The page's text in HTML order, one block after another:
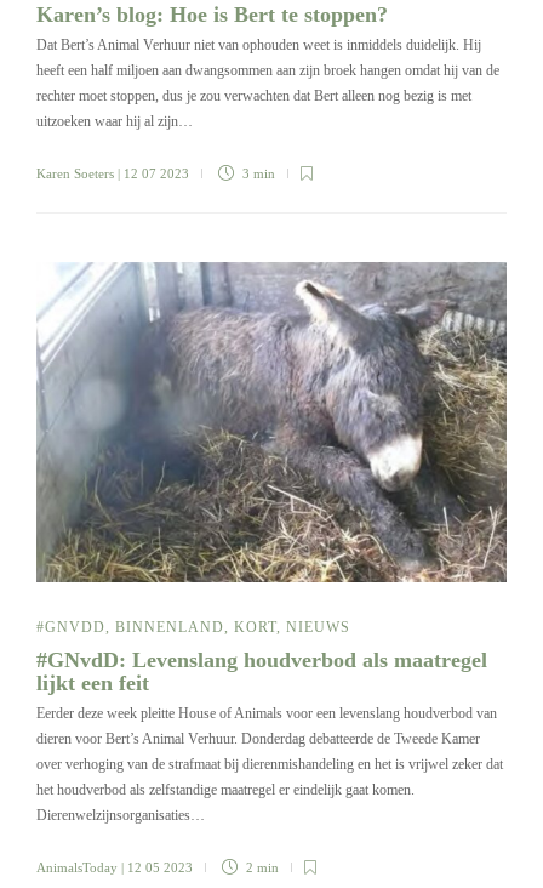
Karen’s blog: Hoe is Bert te stoppen?
Dat Bert’s Animal Verhuur niet van ophouden weet is inmiddels duidelijk. Hij
heeft een half miljoen aan dwangsommen aan zijn broek hangen omdat hij van de
rechter moet stoppen, dus je zou verwachten dat Bert alleen nog bezig is met
uitzoeken waar hij al zijn…
Karen Soeters | 12 07 2023 3 min
#GNVDD, BINNENLAND, KORT, NIEUWS
#GNvdD: Levenslang houdverbod als maatregel
lijkt een feit
Eerder deze week pleitte House of Animals voor een levenslang houdverbod van
dieren voor Bert’s Animal Verhuur. Donderdag debatteerde de Tweede Kamer
over verhoging van de strafmaat bij dierenmishandeling en het is vrijwel zeker dat
het houdverbod als zelfstandige maatregel er eindelijk gaat komen.
Dierenwelzijnsorganisaties…
AnimalsToday | 12 05 2023 2 min